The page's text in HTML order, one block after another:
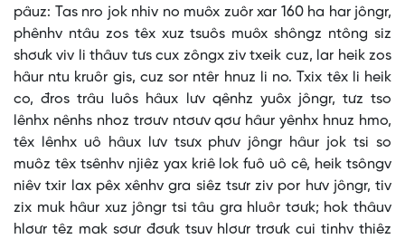
pâuz: Tas nro jok nhiv no muôx zuôr xar 160 ha har jôngr,
phênhv ntâu zos têx xuz tsuôs muôx shôngz ntông siz
shơưk viv li thâuv tưs cux zôngx ziv txeik cuz, lar heik zos
hâur ntu kruôr gis, cuz sor ntêr hnuz li no. Txix têx li heik
co, đros trâu luôs hâux lưv qênhz yuôx jôngr, tưz tso
lênhx nênhs nhoz trơưv ntơưv qơư hâur yênhx hnuz hmo,
têx lênhx uô hâux lưv tsưx phưv jôngr hâur jok tsi so
muôz têx tsênhv njiêz yax kriê lok fuô uô cê, heik tsôngv
niêv txir lax pêx xênhv gra siêz tsưr ziv por hưv jôngr, tiv
zix muk hâur xuz jôngr tsi tâu gra hluôr tơưk; hok thâuv
hlơưr têz mak sơưr đơưk tsuv hlơưr trơưk cui tinhv thiêz